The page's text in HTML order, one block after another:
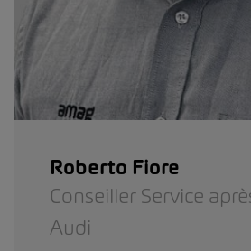
Roberto Fiore
Conseiller Service
Audi